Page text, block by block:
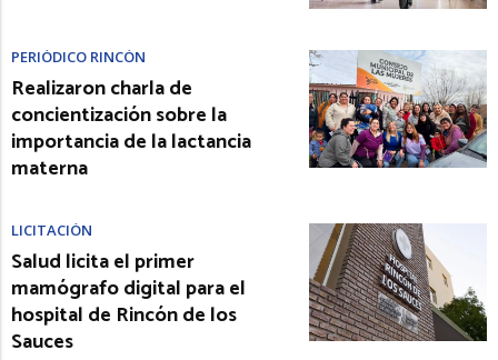
PERIÓDICO RINCÓN
Realizaron charla de
concientización sobre la
importancia de la lactancia
materna
LICITACIÓN
Salud licita el primer
mamógrafo digital para el
hospital de Rincón de los
Sauces